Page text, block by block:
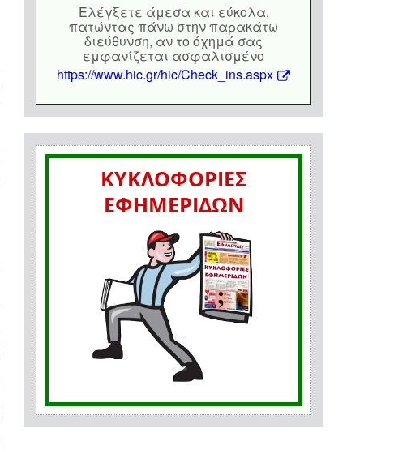
Eλέγξετε άμεσα και εύκολα,
πατώντας πάνω στην παρακάτω
διεύθυνση, αν το όχημά σας
εμφανίζεται ασφαλισμένο
https://www.hic.gr/hic/Check_ins.aspx
ΚΥΚΛΟΦΟΡΙΕΣ
ΕΦΗΜΕΡΙΔΩΝ